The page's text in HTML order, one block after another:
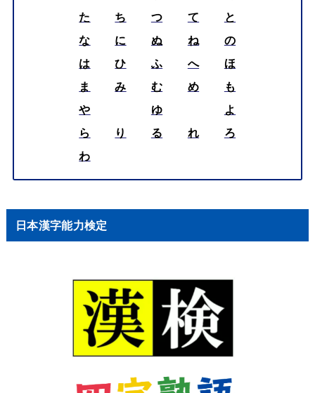
た
ち つ て
と
な
に ぬ ね
の
は
ひ ふ へ
ほ
ま
み む め
も
や
ゆ
よ
ら
り る れ
ろ
わ
日本漢字能力検定